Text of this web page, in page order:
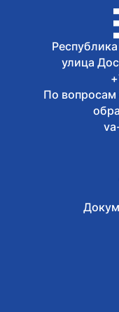
5
улица
По вопросам